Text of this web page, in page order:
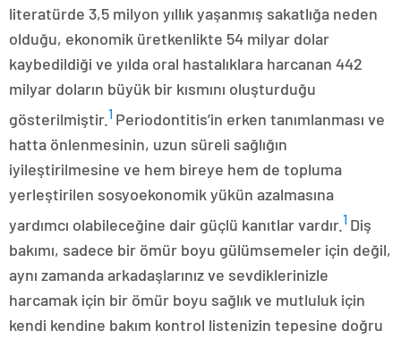
literatürde 3,5 milyon yıllık yaşanmış sakatlığa neden
olduğu, ekonomik üretkenlikte 54 milyar dolar
kaybedildiği ve yılda oral hastalıklara harcanan 442
milyar doların büyük bir kısmını oluşturduğu
gösterilmiştir. 1 Periodontitis’in erken tanımlanması ve
hatta önlenmesinin, uzun süreli sağlığın
iyileştirilmesine ve hem bireye hem de topluma
yerleştirilen sosyoekonomik yükün azalmasına
yardımcı olabileceğine dair güçlü kanıtlar vardır. 1 Diş
bakımı, sadece bir ömür boyu gülümsemeler için değil,
aynı zamanda arkadaşlarınız ve sevdiklerinizle
harcamak için bir ömür boyu sağlık ve mutluluk için
kendi kendine bakım kontrol listenizin tepesine doğru